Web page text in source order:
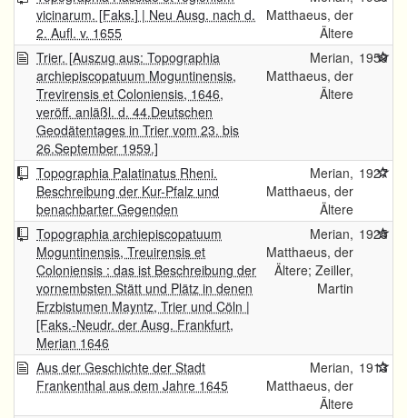
vicinarum. [Faks.] | Neu Ausg. nach d.
2. Aufl. v. 1655
Matthaeus, der
Ältere
Trier. [Auszug aus: Topographia
archiepiscopatuum Moguntinensis,
Trevirensis et Coloniensis, 1646,
veröff. anläßl. d. 44.Deutschen
Geodätentages in Trier vom 23. bis
26.September 1959.]
Merian,
Matthaeus, der
Ältere
1959
Topographia Palatinatus Rheni.
Beschreibung der Kur-Pfalz und
benachbarter Gegenden
Merian,
Matthaeus, der
Ältere
1927
Topographia archiepiscopatuum
Moguntinensis, Treuirensis et
Coloniensis : das ist Beschreibung der
vornembsten Stätt und Plätz in denen
Erzbistumen Mayntz, Trier und Cöln |
[Faks.-Neudr. der Ausg. Frankfurt,
Merian 1646
Merian,
Matthaeus, der
Ältere; Zeiller,
Martin
1925
Aus der Geschichte der Stadt
Frankenthal aus dem Jahre 1645
Merian,
Matthaeus, der
Ältere
1913